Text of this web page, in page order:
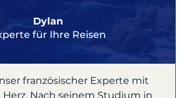
Dylan
für Ihre Reisen
französischer Experte mit
Nach seinem Studium in